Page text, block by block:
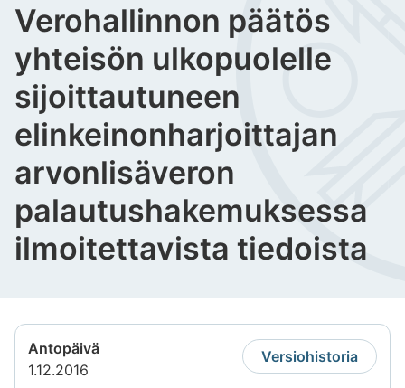
Verohallinnon päätös
yhteisön ulkopuolelle
sijoittautuneen
elinkeinonharjoittajan
arvonlisäveron
palautushakemuksessa
ilmoitettavista tiedoista
Antopäivä
1.12.2016
Versiohistoria